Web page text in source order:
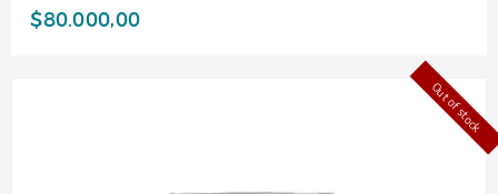
$80.000,00
Out of stock